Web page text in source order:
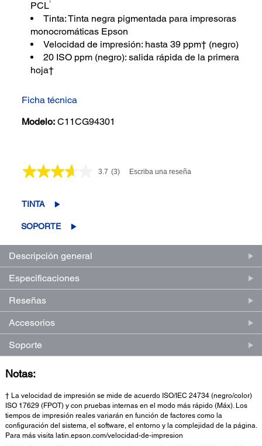
PCL1
Tinta: Tinta negra pigmentada para impresoras
monocromáticas Epson
Velocidad de impresión: hasta 39 ppm† (negro)
20 ISO ppm (negro): salida rápida de la primera
hoja†
Ficha técnica
Modelo: C11CG94301
3.7 Lea
(3) Escriba una reseña
TINTA
SOPORTE
Descripción general
Especificaciones
Reseñas
Accesorios
Soporte
Notas:
† La velocidad de impresión se mide de acuerdo ISO/IEC 24734 (negro/color)
ISO 17629 (FPOT) y con pruebas internas en el modo más rápido (Máx). Los
tiempos de impresión reales variarán en función de factores como la
configuración del sistema, el software, el entorno y la complejidad de la página.
Para más visita latin.epson.com/velocidad-de-impresion